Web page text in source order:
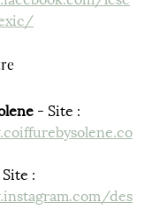
- Site :
:
des